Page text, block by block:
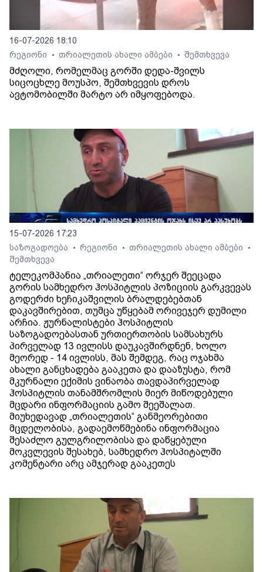
16-07-2026 18:10
რეგიონი
• თრიალეთის ახალი ამბები • შემთხვევა
მძღოლი, რომელმაც გორში დედა-შვილს
სიცოცხლე მოუსპო, შემთხვევის დროს
ავტომობილში მარტო არ იმყოფებოდა.
15-07-2026 17:23
საზოგადოება
• რეგიონი • თრიალეთის ახალი ამბები •
შემთხვევა
ტელეკომპანია „თრიალეთი“ ორჯერ შეეცადა
გორის სამხედრო ჰოსპიტლის პოზიციის გარკვევას
გოდერძი ხეჩიკაშვილის ბრალდებებთან
დაკავშირებით, თუმცა უწყებამ ორივეჯერ დუმილი
არჩია. ჟურნალისტები ჰოსპიტლის
საზოგადოებასთან ურთიერთობის სამსახურს
პირველად 13 ივლისს დაუკავშირდნენ, ხოლო
მეორედ - 14 ივლისს, მას შემდეგ, რაც ოჯახმა
ახალი განცხადება გააკეთა და დააზუსტა, რომ
მკურნალი ექიმის ვინაობა თავდაპირველად
ჰოსპიტლის თანამშრომლის მიერ მიწოდებული
მცდარი ინფორმაციის გამო შეეშალათ.
მიუხედავად „თრიალეთის“ განმეორებითი
მცდელობისა, გადაემოწმებინა ინფორმაცია
შესაძლო გულგრილობისა და დაწყებული
მოკვლევის შესახებ, სამხედრო ჰოსპიტალში
კომენტარი არც ამჯერად გააკეთეს